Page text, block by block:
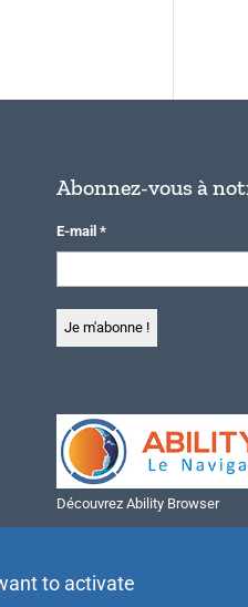
Abonnez-vous à
E-mail *
Découvrez Ability Browser
to activate